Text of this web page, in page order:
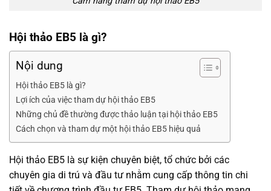
Hội thảo EB5 là gì?
Nội dung
Hội thảo EB5 là gì?
Lợi ích của việc tham dự hội thảo EB5
Những chủ đề thường được thảo luận tại hội thảo EB5
Cách chọn và tham dự một hội thảo EB5 hiệu quả
Hội thảo EB5 là sự kiện chuyên biệt, tổ chức bởi các
chuyên gia di trú và đầu tư nhằm cung cấp thông tin chi